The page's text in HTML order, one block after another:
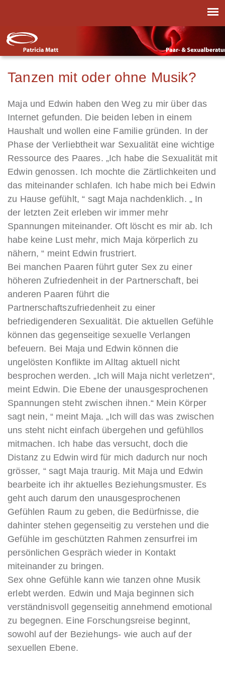
Tanzen mit oder ohne Musik?
Maja und Edwin haben den Weg zu mir über das
Internet gefunden. Die beiden leben in einem
Haushalt und wollen eine Familie gründen. In der
Phase der Verliebtheit war Sexualität eine wichtige
Ressource des Paares. „Ich habe die Sexualität mit
Edwin genossen. Ich mochte die Zärtlichkeiten und
das miteinander schlafen. Ich habe mich bei Edwin
zu Hause gefühlt, “ sagt Maja nachdenklich. „ In
der letzten Zeit erleben wir immer mehr
Spannungen miteinander. Oft löscht es mir ab. Ich
habe keine Lust mehr, mich Maja körperlich zu
nähern, “ meint Edwin frustriert.
Bei manchen Paaren führt guter Sex zu einer
höheren Zufriedenheit in der Partnerschaft, bei
anderen Paaren führt die
Partnerschaftszufriedenheit zu einer
befriedigenderen Sexualität. Die aktuellen Gefühle
können das gegenseitige sexuelle Verlangen
befeuern. Bei Maja und Edwin können die
ungelösten Konflikte im Alltag aktuell nicht
besprochen werden. „Ich will Maja nicht verletzen“,
meint Edwin. Die Ebene der unausgesprochenen
Spannungen steht zwischen ihnen.“ Mein Körper
sagt nein, “ meint Maja. „Ich will das was zwischen
uns steht nicht einfach übergehen und gefühllos
mitmachen. Ich habe das versucht, doch die
Distanz zu Edwin wird für mich dadurch nur noch
grösser, “ sagt Maja traurig. Mit Maja und Edwin
bearbeite ich ihr aktuelles Beziehungsmuster. Es
geht auch darum den unausgesprochenen
Gefühlen Raum zu geben, die Bedürfnisse, die
dahinter stehen gegenseitig zu verstehen und die
Gefühle im geschützten Rahmen zensurfrei im
persönlichen Gespräch wieder in Kontakt
miteinander zu bringen.
Sex ohne Gefühle kann wie tanzen ohne Musik
erlebt werden. Edwin und Maja beginnen sich
verständnisvoll gegenseitig annehmend emotional
zu begegnen. Eine Forschungsreise beginnt,
sowohl auf der Beziehungs- wie auch auf der
sexuellen Ebene.